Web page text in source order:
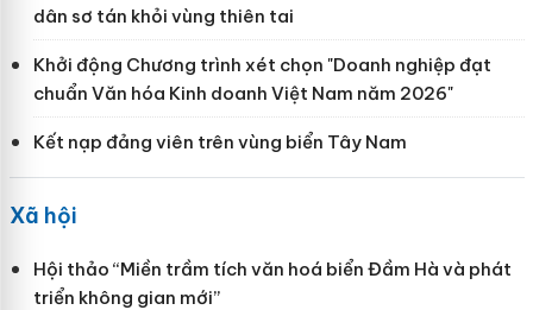
dân sơ tán khỏi vùng thiên tai
Khởi động Chương trình xét chọn "Doanh nghiệp đạt
chuẩn Văn hóa Kinh doanh Việt Nam năm 2026"
Kết nạp đảng viên trên vùng biển Tây Nam
Xã hội
Hội thảo “Miền trầm tích văn hoá biển Đầm Hà và phát
triển không gian mới”